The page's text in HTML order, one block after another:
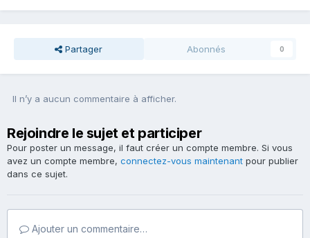
Partager Abonnés 0
Il n’y a aucun commentaire à afficher.
Rejoindre le sujet et participer
Pour poster un message, il faut créer un compte membre. Si vous
avez un compte membre, connectez-vous maintenant pour publier
dans ce sujet.
Ajouter un commentaire…